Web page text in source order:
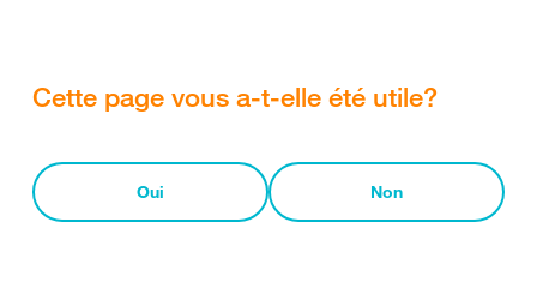
Cette page vous a-t-elle été utile?
Oui Non